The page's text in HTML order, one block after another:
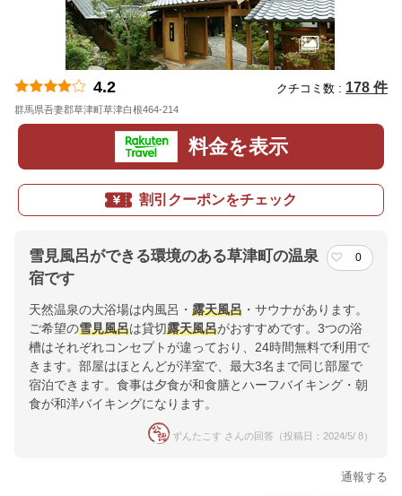
4.2 クチコミ数 : 178 件
群馬県吾妻郡草津町草津白根464-214
料金を表示
割引クーポンをチェック
雪見風呂ができる環境のある草津町の温泉
宿です
0
天然温泉の大浴場は内風呂・ 露天風呂 ・サウナがあります。
ご希望の雪見風呂は貸切露天風呂がおすすめです。3つの浴
槽はそれぞれコンセプトが違っており、24時間無料で利用で
きます。部屋はほとんどが洋室で、最大3名まで同じ部屋で
宿泊できます。食事は夕食が和食膳とハーフバイキング・朝
食が和洋バイキングになります。
ずんたこす さんの回答（投稿日：2024/5/ 8）
通報する